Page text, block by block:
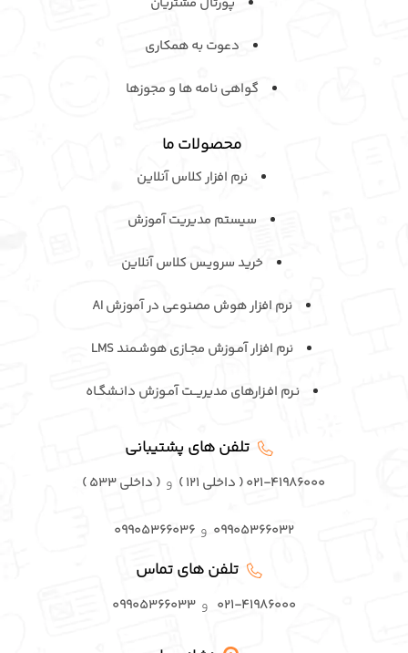
دعوت به همکاری
گواهی نامه ها و مجوزها
محصولات ما
نرم افزار کلاس آنلاین
سیستم مدیریت آموزش
خرید سرویـس کلاس آنلاین
نرم افزار هوش مصنوعی در آموزش AI
نرم افزار آمـوزش مجـازی هوشـمند LMS
نـرم افـزارهای مدیریــت آمـوزش دانـشگـاه
تلفن های پشتیبانی
۰۲۱-۴۱۹۸۶۰۰۰ ( داخلی ۱۲۱ ) و ( داخلی ۵۳۳ )
۰۹۹۰۵۳۶۶۰۳۲ و۰۹۹۰۵۳۶۶۰۳۶
تلفن های تماس
۰۲۱-۴۱۹۸۶۰۰۰ و۰۹۹۰۵۳۶۶۰۳۳